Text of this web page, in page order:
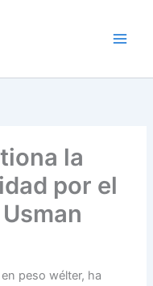
la
por el
peso wélter, ha